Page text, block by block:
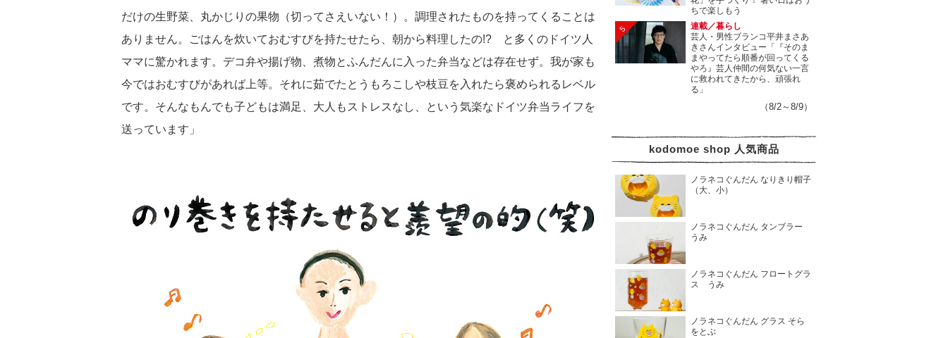
だけの生野菜、丸かじりの果物（切ってさえいない！）。調理されたものを持ってくることは
ありません。ごはんを炊いておむすびを持たせたら、朝から料理したの!? と多くのドイツ人
ママに驚かれます。デコ弁や揚げ物、煮物とふんだんに入った弁当などは存在せず。我が家も
今ではおむすびがあれば上等。それに茹でたとうもろこしや枝豆を入れたら褒められるレベル
です。そんなもんでも子どもは満足、大人もストレスなし、という気楽なドイツ弁当ライフを
送っています」
ちで楽しもう
5
連載／暮らし
芸人・男性ブランコ平井まさあ
きさんインタビュー「『そのま
まやってたら順番が回ってくる
やろ』芸人仲間の何気ない一言
に救われてきたから、頑張れ
る」
（8/2～8/9）
kodomoe shop 人気商品
ノラネコぐんだん なりきり帽子
（大、小）
ノラネコぐんだん タンブラー
うみ
ノラネコぐんだん フロートグラ
ス うみ
ノラネコぐんだん グラス そら
をとぶ